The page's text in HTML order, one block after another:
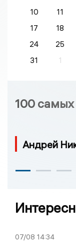
10
11
17
18
24
25
31
1
100
Андрей
07/08 14:34